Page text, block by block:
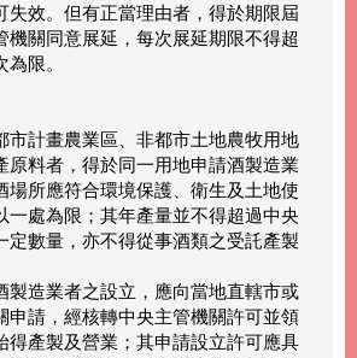
失效。但有正當理由者，得於期限屆
機關同意展延，每次展延期限不得超
限。
市計畫農業區、非都市土地農牧用地
原料者，得於同一用地申請酒製造業
場所應符合環境保護、衛生及土地使
一處為限；其年產量並不得超過中央
定數量，亦不得從事酒類之受託產製
製造業者之設立，應向當地直轄市或
申請，經核轉中央主管機關許可並領
得產製及營業；其申請設立許可應具